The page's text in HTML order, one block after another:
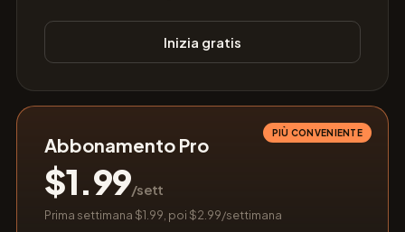
Inizia gratis
PIÙ CONVENIENTE
Abbonamento Pro
$1.99/sett
Prima settimana $1.99, poi $2.99/settimana